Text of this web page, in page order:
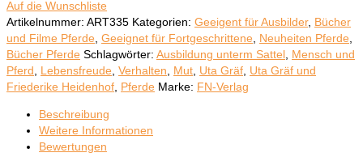
Auf die Wunschliste
Artikelnummer: ART335 Kategorien: Geeigent für Ausbilder, Bücher
und Filme Pferde, Geeignet für Fortgeschrittene, Neuheiten Pferde,
Bücher Pferde Schlagwörter: Ausbildung unterm Sattel, Mensch und
Pferd, Lebensfreude, Verhalten, Mut, Uta Gräf, Uta Gräf und
Friederike Heidenhof, Pferde Marke: FN-Verlag
Beschreibung
Weitere Informationen
Bewertungen